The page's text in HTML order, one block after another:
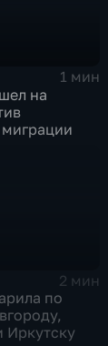
1 мин
на
миграции
2 мин
по
Иркутску